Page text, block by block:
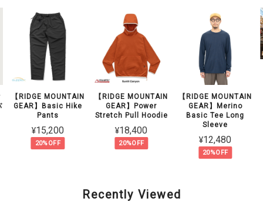
【RIDGE MOUNTAIN
GEAR】Basic Hike
Pants
¥15,200
20%OFF
【RIDGE MOUNTAIN
GEAR】Power
Stretch Pull Hoodie
¥18,400
20%OFF
【RIDGE MOUNTAIN
GEAR】Merino
Basic Tee Long
Sleeve
¥12,480
20%OFF
Recently Viewed